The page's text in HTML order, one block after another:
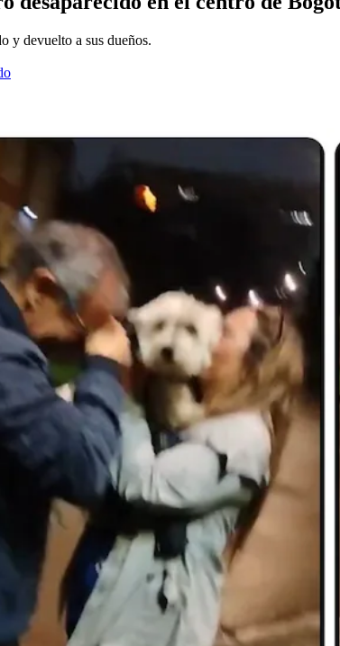
y devuelto a sus dueños.